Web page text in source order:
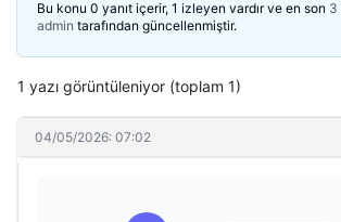
Bu konu 0 yanıt içerir, 1 izleyen vardır ve en son 3
admin tarafından güncellenmiştir.
1 yazı görüntüleniyor (toplam 1)
04/05/2026: 07:02